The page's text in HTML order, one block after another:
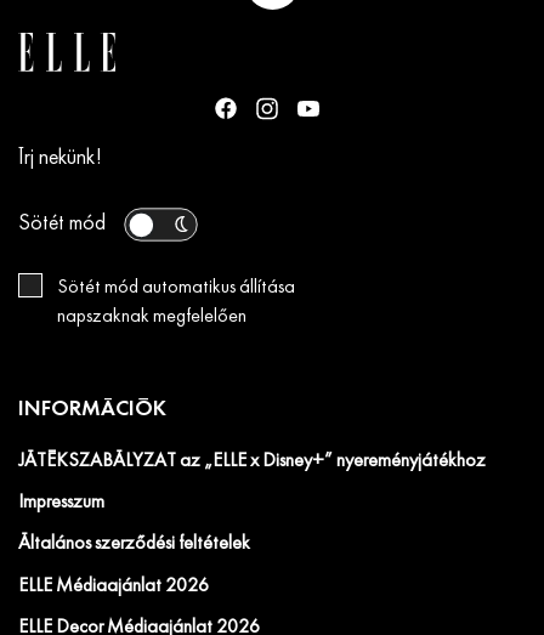
Írj nekünk!
Sötét mód
Sötét mód automatikus állítása
napszaknak megfelelően
INFORMÁCIÓK
JÁTÉKSZABÁLYZAT az „ELLE x Disney+” nyereményjátékhoz
Impresszum
Általános szerződési feltételek
ELLE Médiaajánlat 2026
ELLE Decor Médiaajánlat 2026